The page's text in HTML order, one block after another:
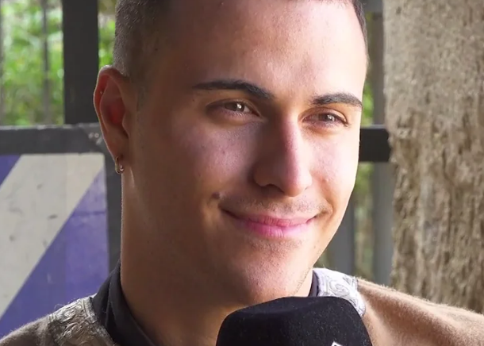
de 2023, 17:17 WhatsappFacebook
X
Reino Oscuro’
, la cuarta temporada de su exitoso formato
, ha vuelto a Flooxer
estrenando sus tres primeros
. El formato vuelve cargado de novedades y grandes
para seguir sorprendiendo al espectador y